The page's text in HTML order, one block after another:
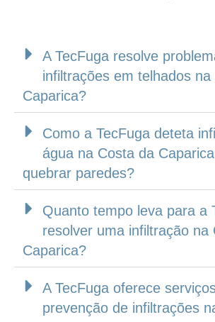
A TecFuga resolve
infiltrações em telhados
Caparica?
Como a TecFuga deteta
água na Costa da
quebrar paredes?
Quanto tempo leva para a
resolver uma infiltração na
Caparica?
A TecFuga oferece
prevenção de infiltrações